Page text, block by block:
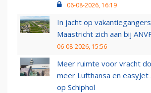
06-08-2026, 16:19
In jacht op
Maastricht zich aan bij
06-08-2026, 15:56
Meer ruimte voor vracht
meer Lufthansa en
op Schiphol